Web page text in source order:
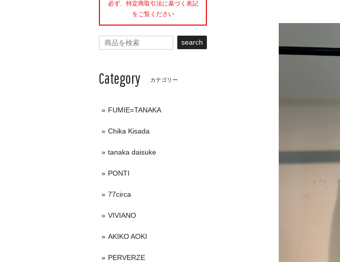
必ず、特定商取引法に基づく表記
をご覧ください
search
Category カテゴリー
FUMIE=TANAKA
Chika Kisada
tanaka daisuke
PONTI
77circa
VIVIANO
AKIKO AOKI
PERVERZE